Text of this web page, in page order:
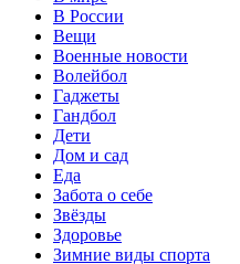
В России
Вещи
Военные новости
Волейбол
Гаджеты
Гандбол
Дети
Дом и сад
Еда
Забота о себе
Звёзды
Здоровье
Зимние виды спорта